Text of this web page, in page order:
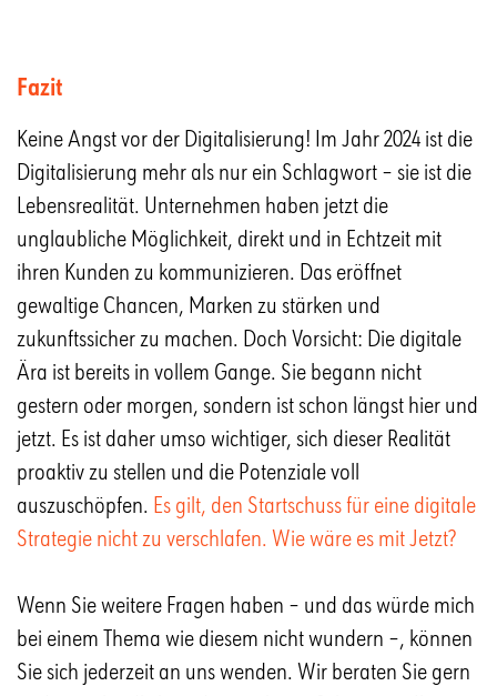
Fazit
Keine Angst vor der Digitalisierung! Im Jahr 2024 ist die
Digitalisierung mehr als nur ein Schlagwort – sie ist die
Lebensrealität. Unternehmen haben jetzt die
unglaubliche Möglichkeit, direkt und in Echtzeit mit
ihren Kunden zu kommunizieren. Das eröffnet
gewaltige Chancen, Marken zu stärken und
zukunftssicher zu machen. Doch Vorsicht: Die digitale
Ära ist bereits in vollem Gange. Sie begann nicht
gestern oder morgen, sondern ist schon längst hier und
jetzt. Es ist daher umso wichtiger, sich dieser Realität
proaktiv zu stellen und die Potenziale voll
auszuschöpfen. Es gilt, den Startschuss für eine digitale
Strategie nicht zu verschlafen. Wie wäre es mit Jetzt?
Wenn Sie weitere Fragen haben – und das würde mich
bei einem Thema wie diesem nicht wundern –, können
Sie sich jederzeit an uns wenden. Wir beraten Sie gern